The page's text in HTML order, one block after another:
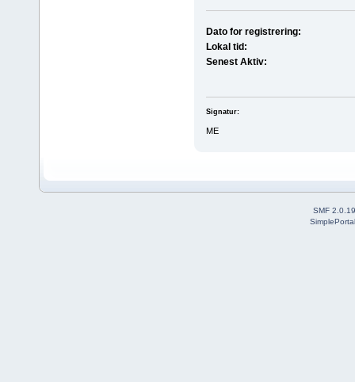
Dato for registrering:
Lokal tid:
Senest Aktiv:
Signatur:
ME
SMF 2.0.19